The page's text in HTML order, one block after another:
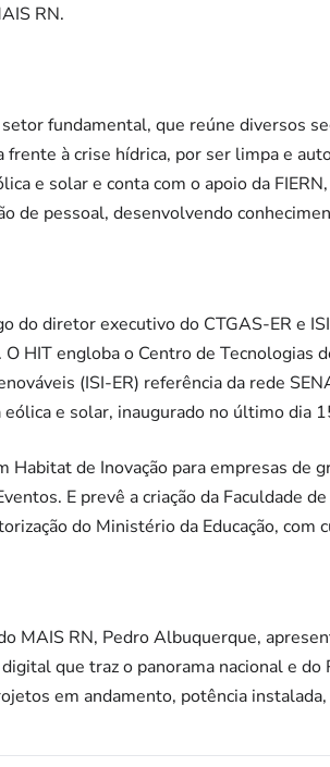
RN.
setor fundamental, que reúne diversos
frente à crise hídrica, por ser limpa e
e solar e conta com o apoio da
de pessoal, desenvolvendo
do diretor executivo do CTGAS-ER e
O HIT engloba o Centro de Tecnologias
(ISI-ER) referência da rede
e solar, inaugurado no último dia
Habitat de Inovação para empresas de
E prevê a criação da Faculdade
do Ministério da Educação, com
MAIS RN, Pedro Albuquerque,
que traz o panorama nacional e
em andamento, potência